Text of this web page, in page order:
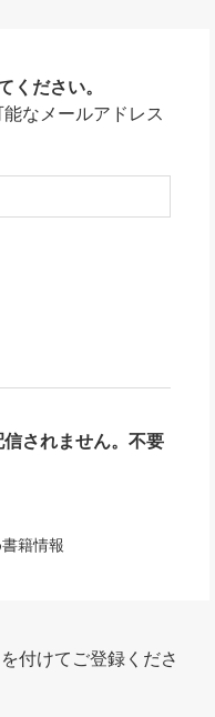
ださい。
なメールアドレス
されません。不要
籍情報
付けてご登録くださ